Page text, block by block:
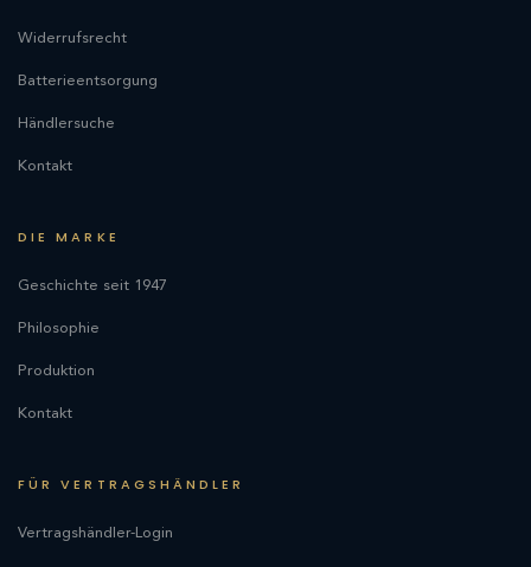
Widerrufsrecht
Batterieentsorgung
Händlersuche
Kontakt
DIE MARKE
Geschichte seit 1947
Philosophie
Produktion
Kontakt
FÜR VERTRAGSHÄNDLER
Vertragshändler-Login